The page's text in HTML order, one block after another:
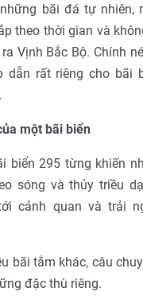
bãi đá tự nhiên,
theo thời gian và
Vịnh Bắc Bộ. Chính
dẫn rất riêng cho bãi
một bãi biển
biển 295 từng khiến
sóng và thủy triều
cảnh quan và trải
bãi tắm khác, câu
đặc thù riêng.